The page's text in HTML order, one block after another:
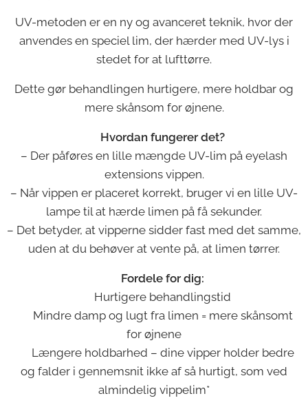
UV-metoden er en ny og avanceret teknik, hvor der
anvendes en speciel lim, der hærder med UV-lys i
stedet for at lufttørre.
Dette gør behandlingen hurtigere, mere holdbar og
mere skånsom for øjnene.
Hvordan fungerer det?
– Der påføres en lille mængde UV-lim på eyelash
extensions vippen.
– Når vippen er placeret korrekt, bruger vi en lille UV-
lampe til at hærde limen på få sekunder.
– Det betyder, at vipperne sidder fast med det samme,
uden at du behøver at vente på, at limen tørrer.
Fordele for dig:
✅ Hurtigere behandlingstid
✅ Mindre damp og lugt fra limen = mere skånsomt
for øjnene
✅ Længere holdbarhed – dine vipper holder bedre
og falder i gennemsnit ikke af så hurtigt, som ved
almindelig vippelim*